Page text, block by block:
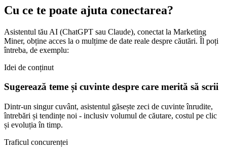
Cu ce te poate ajuta conectarea?
Asistentul tău AI (ChatGPT sau Claude), conectat la Marketing
Miner, obține acces la o mulțime de date reale despre căutări. Îl poți
întreba, de exemplu:
Idei de conținut
Sugerează teme și cuvinte despre care merită să scrii
Dintr-un singur cuvânt, asistentul găsește zeci de cuvinte înrudite,
întrebări și tendințe noi - inclusiv volumul de căutare, costul pe clic
și evoluția în timp.
Traficul concurenței